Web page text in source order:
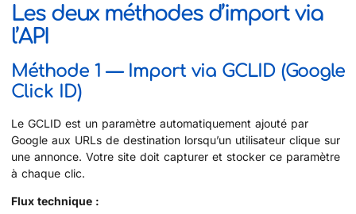
Les deux méthodes d’import via
l’API
Méthode 1 — Import via GCLID (Google
Click ID)
Le GCLID est un paramètre automatiquement ajouté par
Google aux URLs de destination lorsqu’un utilisateur clique sur
une annonce. Votre site doit capturer et stocker ce paramètre
à chaque clic.
Flux technique :